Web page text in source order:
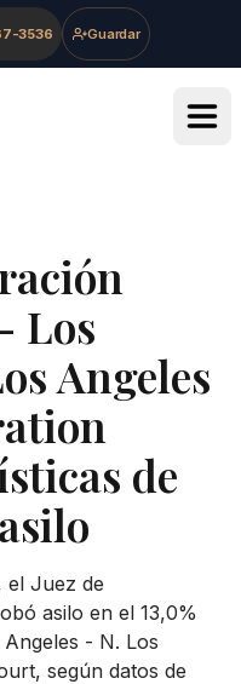
3536 Guardar
Los
Angeles
de
el Juez de
asilo en el 13,0%
- N. Los
según datos de